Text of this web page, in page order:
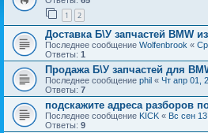
1 2
Доставка Б\У запчастей BMW
Последнее сообщение Wolfenbrook « Ср
Ответы: 1
Продажа Б\У запчастей для
Последнее сообщение phil « Чт апр 01,
Ответы: 7
подскажите адреса разборов
Последнее сообщение KICK « Вс сен
Ответы: 9